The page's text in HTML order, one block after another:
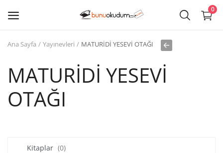
0
Giriş
Ana Sayfa Yayınevleri MATURİDİ YESEVİ OTAĞI
MATURİDİ YESEVİ
OTAĞI
Kitaplar (0)